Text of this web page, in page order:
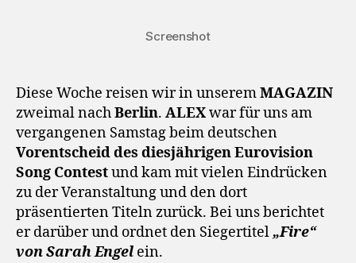
Screenshot
Diese Woche reisen wir in unseremMAGAZIN
zweimal nachBerlin. ALEXwar für uns am
vergangenen Samstag beim deutschen
Vorentscheid des diesjährigen Eurovision
Song Contestund kam mit vielen Eindrücken
zu der Veranstaltung und den dort
präsentierten Titeln zurück. Bei uns berichtet
er darüber und ordnet den Siegertitel „Fire“
von Sarah Engel ein.